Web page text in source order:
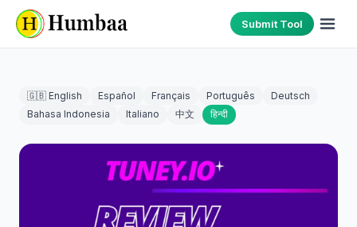
Submit Tool
🇬🇧 English Español Français Português
Deutsch
Bahasa Indonesia
Italiano 中文 हिन्दी